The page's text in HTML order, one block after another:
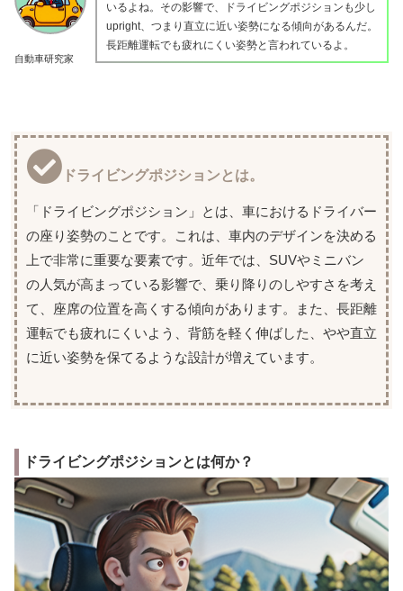
自動車研究家
いるよね。その影響で、ドライビングポジションも少し
upright、つまり直立に近い姿勢になる傾向があるんだ。
長距離運転でも疲れにくい姿勢と言われているよ。
ドライビングポジションとは。
「ドライビングポジション」とは、車におけるドライバー
の座り姿勢のことです。これは、車内のデザインを決める
上で非常に重要な要素です。近年では、SUVやミニバン
の人気が高まっている影響で、乗り降りのしやすさを考え
て、座席の位置を高くする傾向があります。また、長距離
運転でも疲れにくいよう、背筋を軽く伸ばした、やや直立
に近い姿勢を保てるような設計が増えています。
ドライビングポジションとは何か？